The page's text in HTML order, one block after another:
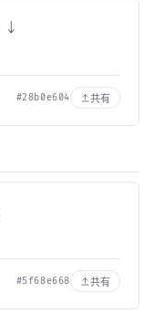
↓
#28b0e604 共有
#5f68e668 共有